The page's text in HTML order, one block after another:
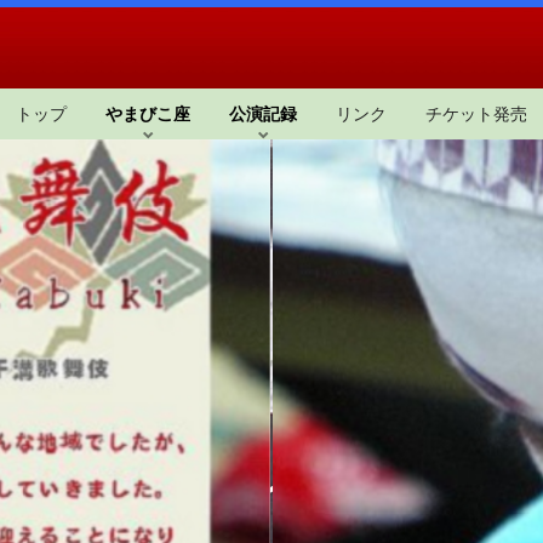
トップ やまびこ座 公演記録 リンク チケット発売
伎再発進 子ども役者オー
ン